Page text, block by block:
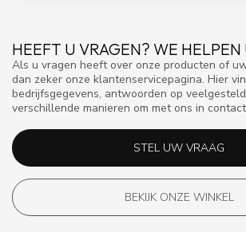
HEEFT U VRAGEN? WE HELPEN
Als u vragen heeft over onze producten of
dan zeker onze klantenservicepagina. Hier
bedrijfsgegevens, antwoorden op
verschillende manieren om met ons in
STEL UW VRAAG
BEKIJK ONZE WINKEL